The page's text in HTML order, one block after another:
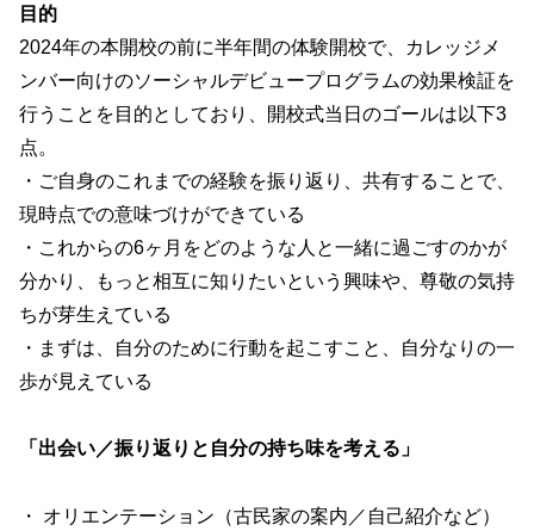
目的
2024年の本開校の前に半年間の体験開校で、カレッジメ
ンバー向けのソーシャルデビュープログラムの効果検証を
行うことを目的としており、開校式当日のゴールは以下3
点。
・ご自身のこれまでの経験を振り返り、共有することで、
現時点での意味づけができている
・これからの6ヶ月をどのような人と一緒に過ごすのかが
分かり、もっと相互に知りたいという興味や、尊敬の気持
ちが芽生えている
・まずは、自分のために行動を起こすこと、自分なりの一
歩が見えている
「出会い／振り返りと自分の持ち味を考える」
・ オリエンテーション（古民家の案内／自己紹介など）